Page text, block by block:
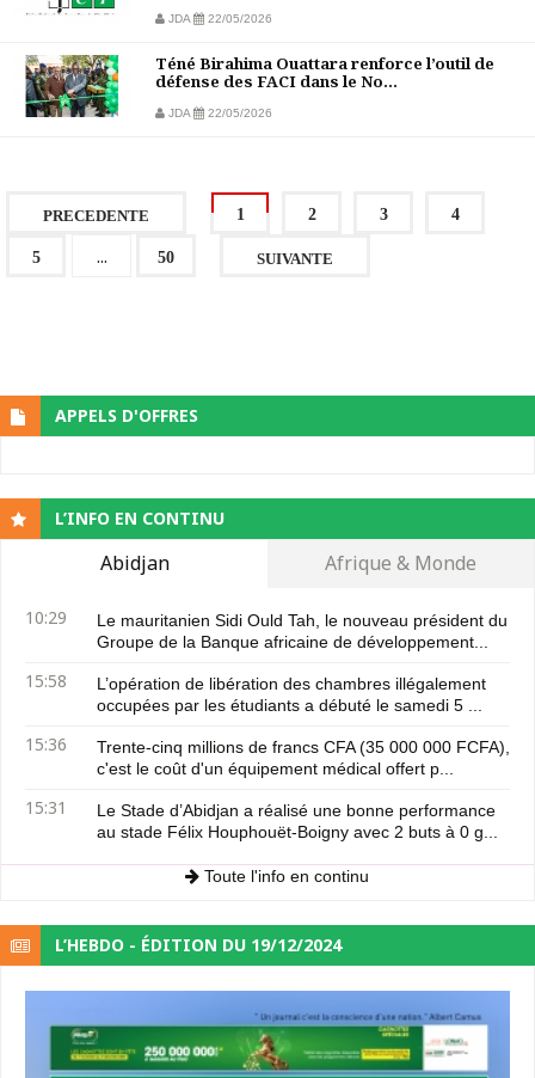
JDA 22/05/2026
Téné Birahima Ouattara renforce l’outil de
défense des FACI dans le No...
JDA 22/05/2026
PRECEDENTE 1 2 3 4
5 ... 50 SUIVANTE
APPELS D'OFFRES
L’INFO EN CONTINU
Abidjan Afrique & Monde
10:29
Le mauritanien Sidi Ould Tah, le nouveau président du
Groupe de la Banque africaine de développement...
15:58
L’opération de libération des chambres illégalement
occupées par les étudiants a débuté le samedi 5 ...
15:36
Trente-cinq millions de francs CFA (35 000 000 FCFA),
c'est le coût d'un équipement médical offert p...
15:31
Le Stade d’Abidjan a réalisé une bonne performance
au stade Félix Houphouët-Boigny avec 2 buts à 0 g...
Toute l'info en continu
L’HEBDO - ÉDITION DU 19/12/2024